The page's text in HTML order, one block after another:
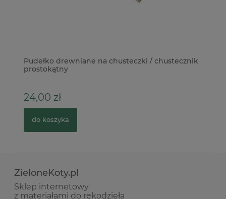
Pudełko drewniane na chusteczki / chustecznik
prostokątny
24,00 zł
do koszyka
ZieloneKoty.pl
Sklep internetowy
z materiałami do rękodzieła